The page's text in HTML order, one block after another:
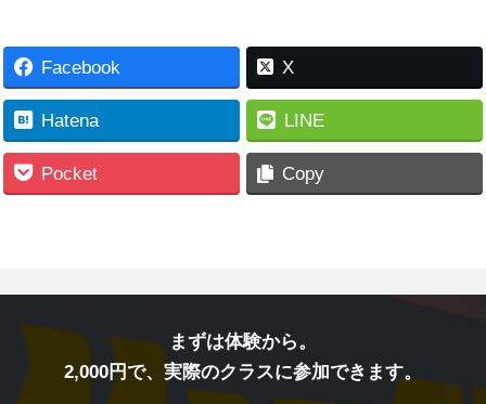
Facebook X
Hatena LINE
Pocket Copy
まずは体験から。
2,000円で、実際のクラスに参加できます。